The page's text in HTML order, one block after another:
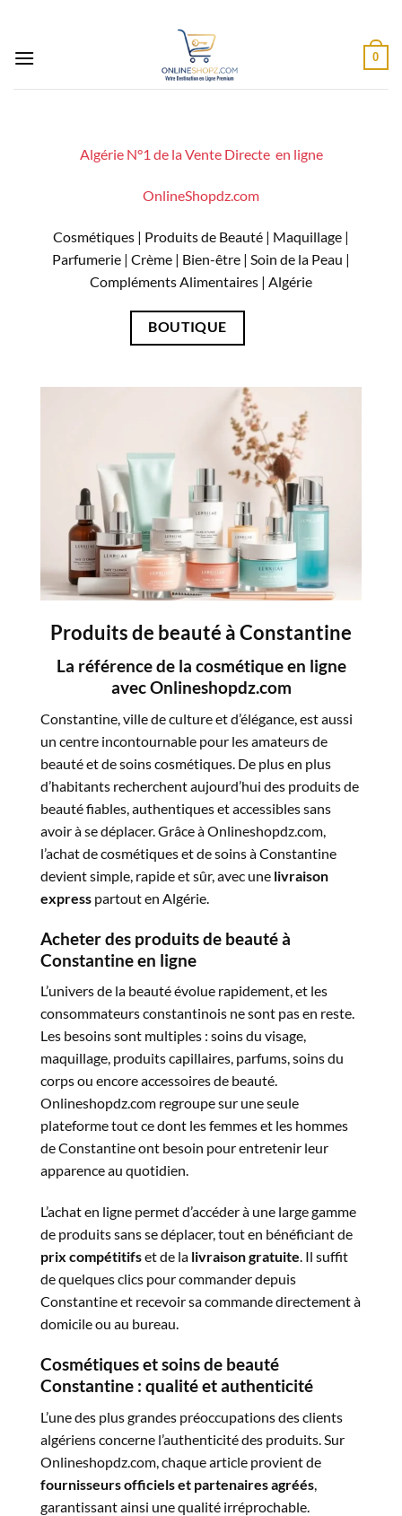
contenu
0
Algérie N°1 de la Vente Directe en ligne
OnlineShopdz.com
Cosmétiques | Produits de Beauté | Maquillage |
Parfumerie | Crème | Bien-être | Soin de la Peau |
Compléments Alimentaires | Algérie
BOUTIQUE
Produits de beauté à Constantine
La référence de la cosmétique en ligne
avec Onlineshopdz.com
Constantine, ville de culture et d’élégance, est aussi
un centre incontournable pour les amateurs de
beauté et de soins cosmétiques. De plus en plus
d’habitants recherchent aujourd’hui des produits de
beauté fiables, authentiques et accessibles sans
avoir à se déplacer. Grâce à Onlineshopdz.com,
l’achat de cosmétiques et de soins à Constantine
devient simple, rapide et sûr, avec une livraison
express partout en Algérie.
Acheter des produits de beauté à
Constantine en ligne
L’univers de la beauté évolue rapidement, et les
consommateurs constantinois ne sont pas en reste.
Les besoins sont multiples : soins du visage,
maquillage, produits capillaires, parfums, soins du
corps ou encore accessoires de beauté.
Onlineshopdz.com regroupe sur une seule
plateforme tout ce dont les femmes et les hommes
de Constantine ont besoin pour entretenir leur
apparence au quotidien.
L’achat en ligne permet d’accéder à une large gamme
de produits sans se déplacer, tout en bénéficiant de
prix compétitifset de la livraison gratuite. Il suffit
de quelques clics pour commander depuis
Constantine et recevoir sa commande directement à
domicile ou au bureau.
Cosmétiques et soins de beauté
Constantine : qualité et authenticité
L’une des plus grandes préoccupations des clients
algériens concerne l’authenticité des produits. Sur
Onlineshopdz.com, chaque article provient de
fournisseurs officiels et partenaires agréés
garantissant ainsi une qualité irréprochable.